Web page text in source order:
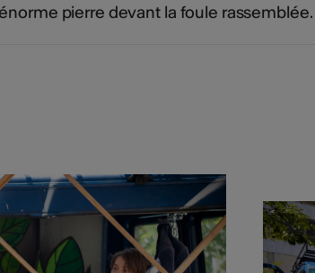
pierre devant la foule rassemblée.